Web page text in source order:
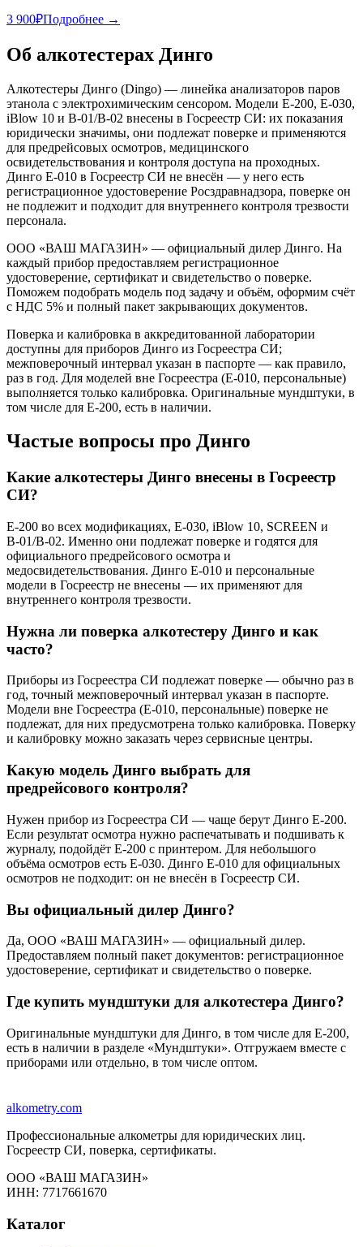
3 900₽Подробнее →
Об алкотестерах Динго
Алкотестеры Динго (Dingo) — линейка анализаторов паров
этанола с электрохимическим сенсором. Модели E-200, E-030,
iBlow 10 и В-01/В-02 внесены в Госреестр СИ: их показания
юридически значимы, они подлежат поверке и применяются
для предрейсовых осмотров, медицинского
освидетельствования и контроля доступа на проходных.
Динго Е-010 в Госреестр СИ не внесён — у него есть
регистрационное удостоверение Росздравнадзора, поверке он
не подлежит и подходит для внутреннего контроля трезвости
персонала.
ООО «ВАШ МАГАЗИН» — официальный дилер Динго. На
каждый прибор предоставляем регистрационное
удостоверение, сертификат и свидетельство о поверке.
Поможем подобрать модель под задачу и объём, оформим счёт
с НДС 5% и полный пакет закрывающих документов.
Поверка и калибровка в аккредитованной лаборатории
доступны для приборов Динго из Госреестра СИ;
межповерочный интервал указан в паспорте — как правило,
раз в год. Для моделей вне Госреестра (Е-010, персональные)
выполняется только калибровка. Оригинальные мундштуки, в
том числе для E-200, есть в наличии.
Частые вопросы про Динго
Какие алкотестеры Динго внесены в Госреестр
СИ?
E-200 во всех модификациях, E-030, iBlow 10, SCREEN и
В-01/В-02. Именно они подлежат поверке и годятся для
официального предрейсового осмотра и
медосвидетельствования. Динго Е-010 и персональные
модели в Госреестр не внесены — их применяют для
внутреннего контроля трезвости.
Нужна ли поверка алкотестеру Динго и как
часто?
Приборы из Госреестра СИ подлежат поверке — обычно раз в
год, точный межповерочный интервал указан в паспорте.
Модели вне Госреестра (Е-010, персональные) поверке не
подлежат, для них предусмотрена только калибровка. Поверку
и калибровку можно заказать через сервисные центры.
Какую модель Динго выбрать для
предрейсового контроля?
Нужен прибор из Госреестра СИ — чаще берут Динго E-200.
Если результат осмотра нужно распечатывать и подшивать к
журналу, подойдёт E-200 с принтером. Для небольшого
объёма осмотров есть Е-030. Динго Е-010 для официальных
осмотров не подходит: он не внесён в Госреестр СИ.
Вы официальный дилер Динго?
Да, ООО «ВАШ МАГАЗИН» — официальный дилер.
Предоставляем полный пакет документов: регистрационное
удостоверение, сертификат и свидетельство о поверке.
Где купить мундштуки для алкотестера Динго?
Оригинальные мундштуки для Динго, в том числе для E-200,
есть в наличии в разделе «Мундштуки». Отгружаем вместе с
приборами или отдельно, в том числе оптом.
alkometry.com
Профессиональные алкометры для юридических лиц.
Госреестр СИ, поверка, сертификаты.
ООО «ВАШ МАГАЗИН»
ИНН: 7717661670
Каталог